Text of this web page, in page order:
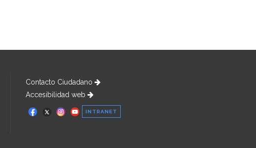
Contacto Ciudadano
Accesibilidad web
INTRANET